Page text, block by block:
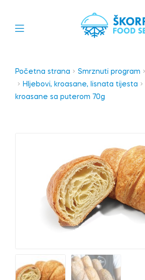
Početna strana Smrznuti program
Hljebovi, kroasane, lisnata tijesta
kroasane sa puterom 70g